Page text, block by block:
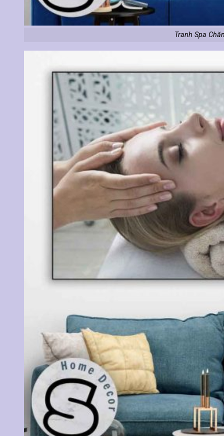
Tranh Spa